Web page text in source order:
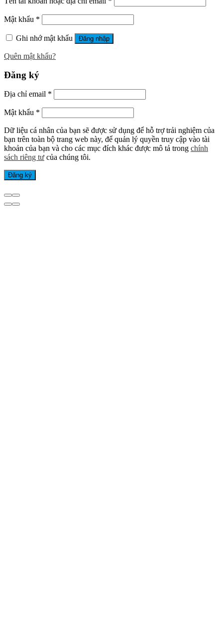
Mật khẩu *
Ghi nhớ mật khẩu Đăng nhập
Quên mật khẩu?
Đăng ký
Địa chỉ email *
Mật khẩu *
Dữ liệu cá nhân của bạn sẽ được sử dụng để hỗ trợ trải nghiệm của
bạn trên toàn bộ trang web này, để quản lý quyền truy cập vào tài
khoản của bạn và cho các mục đích khác được mô tả trong chính
sách riêng tư của chúng tôi.
Đăng ký